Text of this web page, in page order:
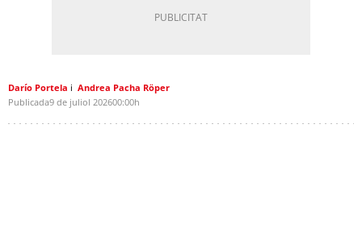
Darío Portela
Andrea Pacha Röper
Publicada9 de juliol 202600:00h